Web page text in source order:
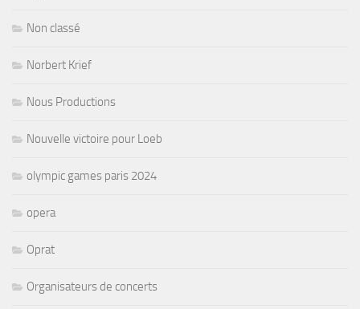
Non classé
Norbert Krief
Nous Productions
Nouvelle victoire pour Loeb
olympic games paris 2024
opera
Oprat
Organisateurs de concerts